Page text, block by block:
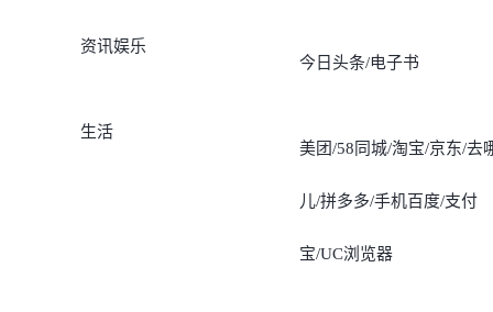
资讯娱乐
今日头条/电子书
生活
美团/58同城/淘宝/京东/去
儿/拼多多/手机百度/支付
宝/UC浏览器